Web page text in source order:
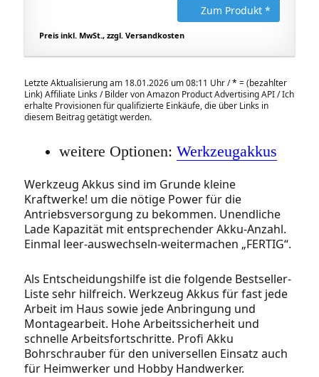
Zum Produkt *
Preis inkl. MwSt., zzgl. Versandkosten
Letzte Aktualisierung am 18.01.2026 um 08:11 Uhr /* = (bezahlter
Link) Affiliate Links / Bilder von Amazon Product Advertising API / Ich
erhalte Provisionen für qualifizierte Einkäufe, die über Links in
diesem Beitrag getätigt werden.
weitere Optionen: Werkzeugakkus
Werkzeug Akkus sind im Grunde kleine
Kraftwerke! um die nötige Power für die
Antriebsversorgung zu bekommen. Unendliche
Lade Kapazität mit entsprechender Akku-Anzahl.
Einmal leer-auswechseln-weitermachen „FERTIG“.
Als Entscheidungshilfe ist die folgende Bestseller-
Liste sehr hilfreich. Werkzeug Akkus für fast jede
Arbeit im Haus sowie jede Anbringung und
Montagearbeit. Hohe Arbeitssicherheit und
schnelle Arbeitsfortschritte. Profi Akku
Bohrschrauber für den universellen Einsatz auch
für Heimwerker und Hobby Handwerker.